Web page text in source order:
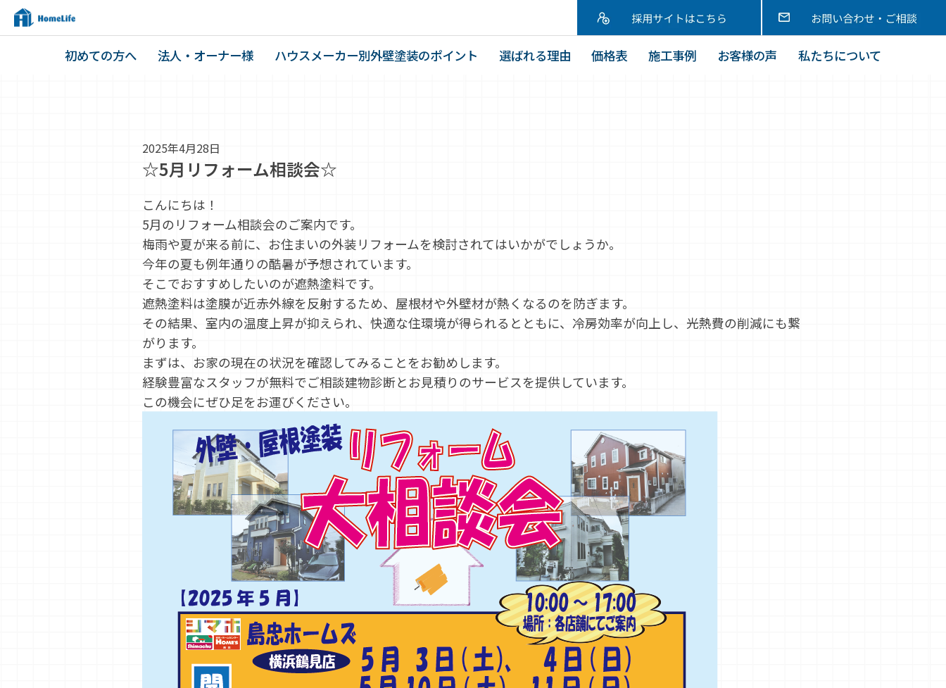
初めての方へ 法人・オーナー様 ハウスメーカー別外壁塗装のポイント 選ばれる理由 価格表 施工事例 お客様の声 私たちについて
2025年4月28日
☆5月リフォーム相談会☆
こんにちは！
5月のリフォーム相談会のご案内です。
梅雨や夏が来る前に、お住まいの外装リフォームを検討されてはいかがでしょうか。
今年の夏も例年通りの酷暑が予想されています。
そこでおすすめしたいのが遮熱塗料です。
遮熱塗料は塗膜が近赤外線を反射するため、屋根材や外壁材が熱くなるのを防ぎます。
その結果、室内の温度上昇が抑えられ、快適な住環境が得られるとともに、冷房効率が向上し、光熱費の削減にも繋
がります。
まずは、お家の現在の状況を確認してみることをお勧めします。
経験豊富なスタッフが無料でご相談建物診断とお見積りのサービスを提供しています。
この機会にぜひ足をお運びください。